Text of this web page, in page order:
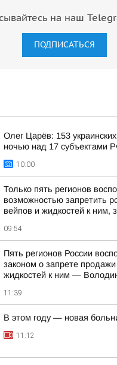
на наш
ПОДПИСАТЬСЯ
Олег Царёв: 153
ночью над 17 субъектами
10:00
Только пять регионов
возможностью запретить
вейпов и жидкостей к ним,
09:54
Пять регионов России
законом о запрете
жидкостей к ним —
11:39
В этом году — новая
11:12